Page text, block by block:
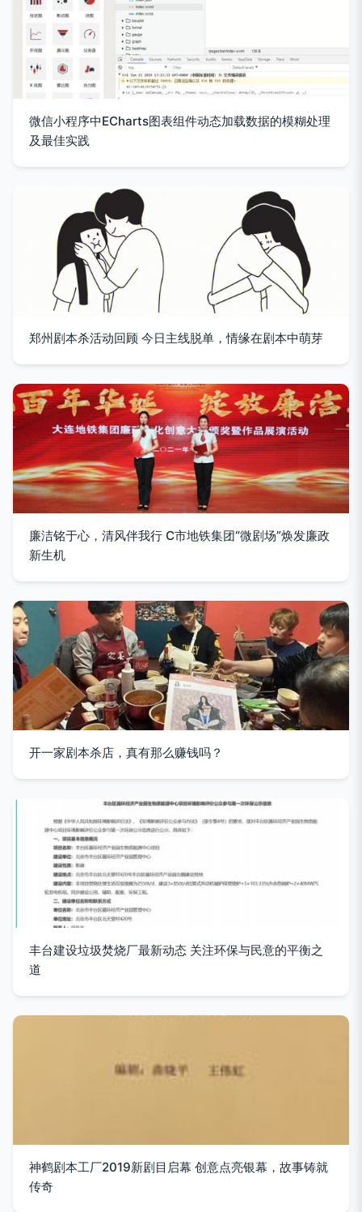
微信小程序中ECharts图表组件动态加载数据的模糊处理
及最佳实践
郑州剧本杀活动回顾 今日主线脱单，情缘在剧本中萌芽
廉洁铭于心，清风伴我行 C市地铁集团“微剧场”焕发廉政
新生机
开一家剧本杀店，真有那么赚钱吗？
丰台建设垃圾焚烧厂最新动态 关注环保与民意的平衡之
道
神鹤剧本工厂2019新剧目启幕 创意点亮银幕，故事铸就
传奇